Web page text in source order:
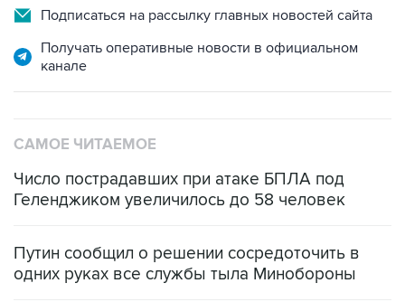
Получать оперативные новости в официальном
Число пострадавших при атаке БПЛА под
Путин сообщил о решении сосредоточить в
ФСБ сообщила о задержании в Приморье